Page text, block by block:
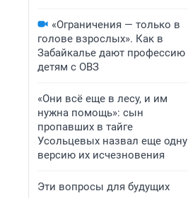
«Ограничения — только в
голове взрослых». Как в
Забайкалье дают профессию
детям с ОВЗ
«Они всё еще в лесу, и им
нужна помощь»: сын
пропавших в тайге
Усольцевых назвал еще одну
версию их исчезновения
Эти вопросы для будущих